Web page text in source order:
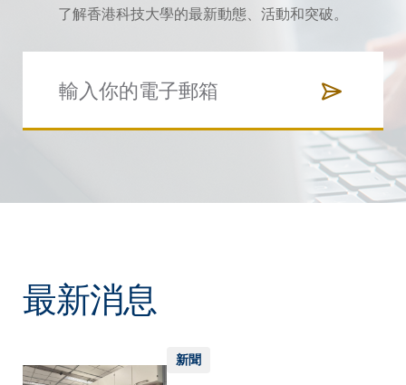
了解香港科技大學的最新動態、活動和突破。
最新消息
新聞